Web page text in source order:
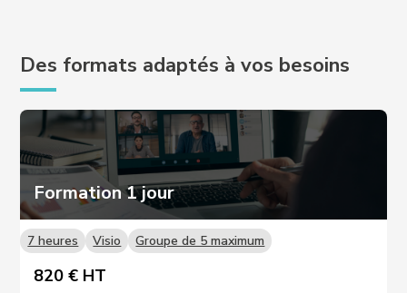
Des formats adaptés à vos besoins
Formation 1 jour
7 heures Visio Groupe de 5 maximum
820 € HT